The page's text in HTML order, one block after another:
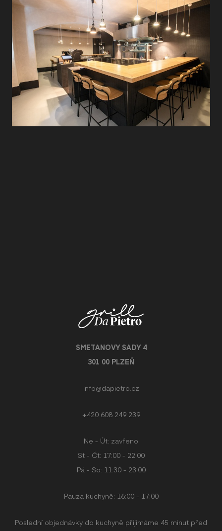
SMETANOVY SADY 4
301 00 PLZEŇ
info@dapietro.cz
+420 608 249 239
Ne - Út: zavřeno
St - Čt: 17:00 - 22:00
Pá - So: 11:30 - 23:00
Pauza kuchyně: 16:00 - 17:00
Poslední objednávky do kuchyně přijímáme 45 minut před